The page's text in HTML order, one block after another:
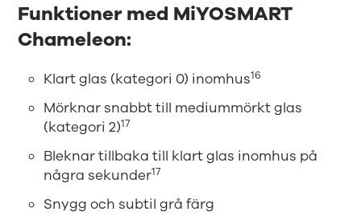
Funktioner med MiYOSMART
Chameleon:
Klart glas (kategori 0) inomhus16
Mörknar snabbt till mediummörkt glas
(kategori 2)17
Bleknar tillbaka till klart glas inomhus på
några sekunder17
Snygg och subtil grå färg